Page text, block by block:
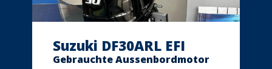
Suzuki DF30ARL EFI
Gebrauchte Aussenbordmotor